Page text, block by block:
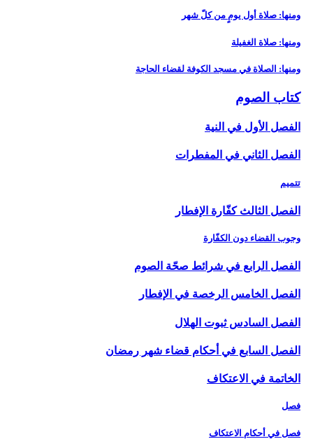
ومنها: صلاة أول يومٍ من كلّ شهر
ومنها: صلاة الغفيلة
ومنها: الصلاة في مسجد الكوفة لقضاء الحاجة
كتاب الصوم‏
الفصل الأول في النية
الفصل الثاني في المفطرات
تتميم
الفصل الثالث كفّارة الإفطار
وجوب القضاء دون الكفّارة
الفصل الرابع في شرائط صحّة الصوم
الفصل الخامس الرخصة في الإفطار
الفصل السادس ثبوت الهلال‏
الفصل السابع في أحكام قضاء شهر رمضان
الخاتمة في الاعتكاف
فصل
فصل في أحكام الاعتكاف